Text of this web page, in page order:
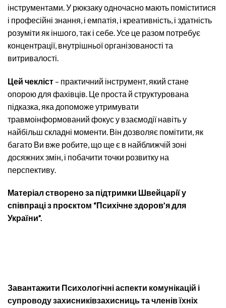
інструментами. У рюкзаку одночасно мають поміститися
і професійні знання, і емпатія, і креативність, і здатність
розуміти як іншого, так і себе. Усе це разом потребує
концентрації, внутрішньої організованості та
витривалості.
Цей чекліст – практичний інструмент, який стане
опорою для фахівців. Це проста й структурована
підказка, яка допоможе утримувати
травмоінформований фокус у взаємодії навіть у
найбільш складні моменти. Він дозволяє помітити, як
багато Ви вже робите, що ще є в найближчій зоні
досяжних змін, і побачити точки розвитку на
перспективу.
Матеріал створено за підтримки Швейцарії у
співпраці з проєктом “Психічне здоров’я для
України”.
Завантажити Психологічні аспекти комунікацій і
супроводу захисниківзахисниць та членів їхніх